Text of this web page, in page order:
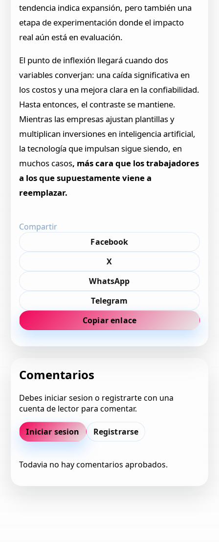
tendencia indica expansión, pero también una
etapa de experimentación donde el impacto
real aún está en evaluación.
El punto de inflexión llegará cuando dos
variables converjan: una caída significativa en
los costos y una mejora clara en la confiabilidad.
Hasta entonces, el contraste se mantiene.
Mientras las empresas ajustan plantillas y
multiplican inversiones en inteligencia artificial,
la tecnología que impulsan sigue siendo, en
muchos casos, más cara que los trabajadores
a los que supuestamente viene a
reemplazar.
Compartir
Facebook
X
WhatsApp
Telegram
Copiar enlace
Comentarios
Debes iniciar sesion o registrarte con una
cuenta de lector para comentar.
Iniciar sesion Registrarse
Todavia no hay comentarios aprobados.